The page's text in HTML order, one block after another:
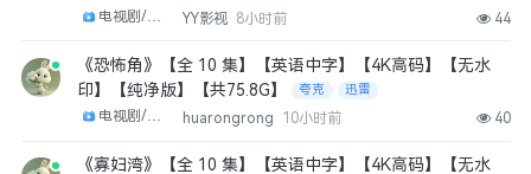
YY影视 8小时前 44
《恐怖角》【全 10 集】【英语中字】【4K高码】【无水
印】【纯净版】【共75.8G】
夸克 迅雷
huarongrong 10小时前 40
《寡妇湾》【全 10 集】【英语中字】【4K高码】【无水